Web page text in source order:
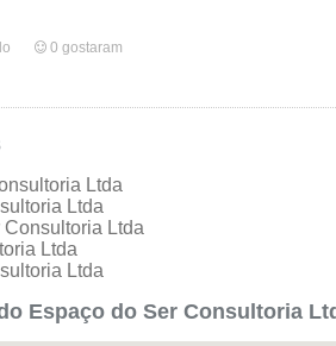
0 gostaram
Ltda
Ltda
Ltda
Ltda
Ltda
Espaço do Ser Consultoria